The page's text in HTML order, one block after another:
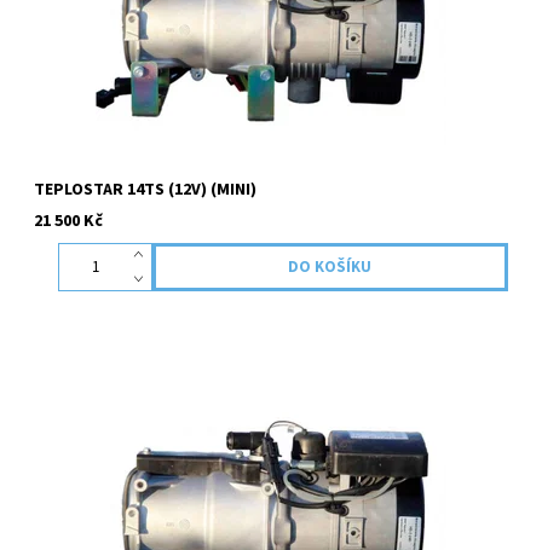
TEPLOSTAR 14TS (12V) (MINI)
21 500 Kč
Přídavná teplovodní topení BINAR a TEPLOSTAR nabízejí
ekonomickou alternativu k zavedené konkurenci . Při vývoji jsou
testována v arktických podmínkách a náročných provozech ....